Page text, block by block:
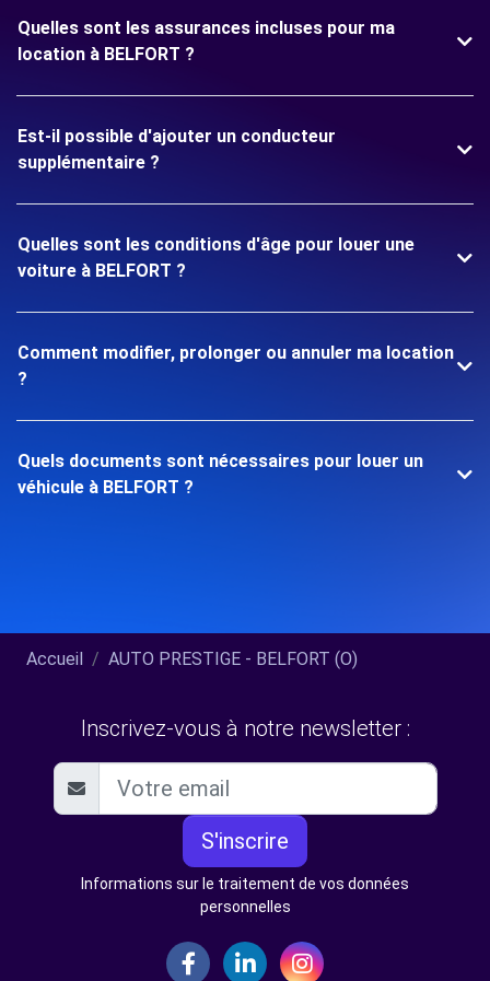
Quelles sont les assurances incluses pour ma
location à BELFORT ?
Est-il possible d'ajouter un conducteur
supplémentaire ?
Quelles sont les conditions d'âge pour louer une
voiture à BELFORT ?
Comment modifier, prolonger ou annuler ma location
?
Quels documents sont nécessaires pour louer un
véhicule à BELFORT ?
Accueil AUTO PRESTIGE - BELFORT (O)
Inscrivez-vous à notre newsletter :
S'inscrire
Informations sur le traitement de vos données
personnelles